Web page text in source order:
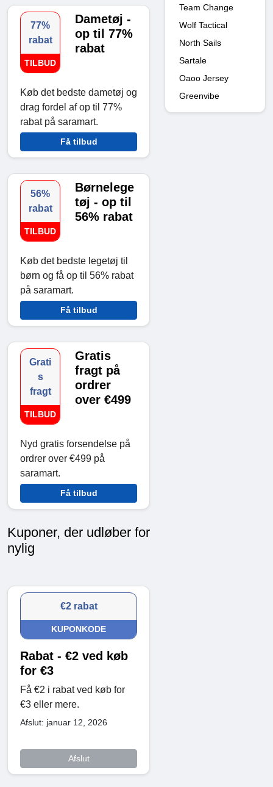
77%
rabat
TILBUD
Dametøj -
op til 77%
rabat
Køb det bedste dametøj og
drag fordel af op til 77%
rabat på saramart.
Få tilbud
56%
rabat
TILBUD
Børnelege
tøj - op til
56% rabat
Køb det bedste legetøj til
børn og få op til 56% rabat
på saramart.
Få tilbud
Grati
s
fragt
TILBUD
Gratis
fragt på
ordrer
over €499
Nyd gratis forsendelse på
ordrer over €499 på
saramart.
Få tilbud
Kuponer, der udløber for
nylig
€2 rabat
KUPONKODE
Rabat - €2 ved køb
for €3
Få €2 i rabat ved køb for
€3 eller mere.
Afslut: januar 12, 2026
Afslut
Team Change
Wolf Tactical
North Sails
Sartale
Oaoo Jersey
Greenvibe